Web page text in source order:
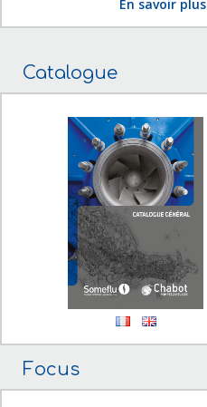
En savoir plus
Catalogue
Focus